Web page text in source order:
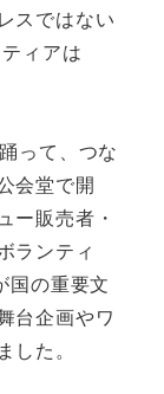
スではない
ィアは
って、つな
会堂で開
ー販売者・
ランティ
国の重要文
台企画やワ
た。